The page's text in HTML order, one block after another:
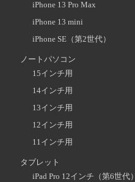
iPhone 13 Pro Max
iPhone 13 mini
iPhone SE（第2世代）
ノートパソコン
15インチ用
14インチ用
13インチ用
12インチ用
11インチ用
タブレット
iPad Pro 12インチ（第6世代）